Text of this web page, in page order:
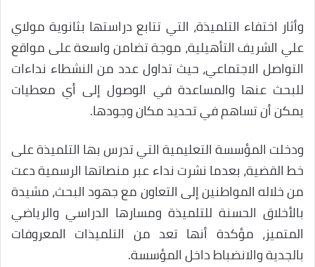
وأثار اختفاء التلميذة، التي تتابع دراستها بثانوية مولاي
علي الشريف التأهيلية، موجة تضامن واسعة على مواقع
التواصل الاجتماعي، حيث تداول عدد من النشطاء نداءات
للبحث عنها والمساعدة في الوصول إلى أي معطيات
يمكن أن تساهم في تحديد مكان وجودها.
ودخلت المؤسسة التعليمية التي تدرس بها التلميذة على
خط القضية، بعدما نشرت نداء عبر منصاتها الرسمية دعت
من خلاله المواطنين إلى التعاون مع جهود البحث، مشيدة
بالأخلاق الحسنة للتلميذة ومسارها الدراسي والرياضي
المتميز، مؤكدة أنها تعد من التلميذات المعروفات
بالجدية والانضباط داخل المؤسسة.